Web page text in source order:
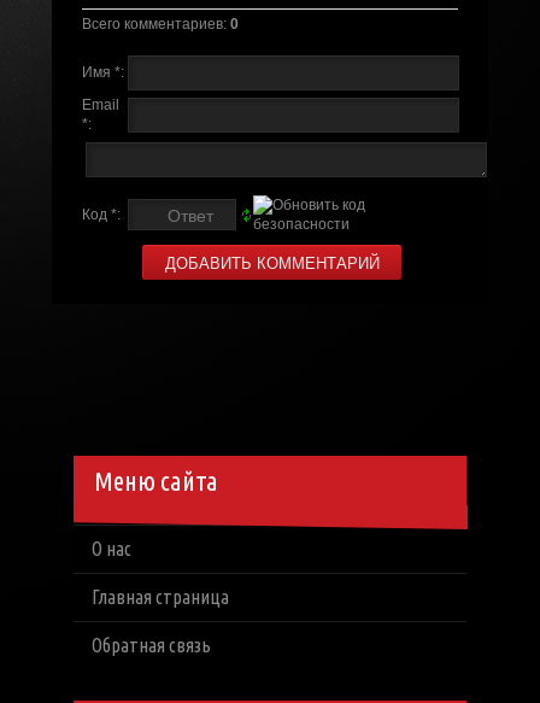
Всего комментариев: 0
Имя *:
Email
*:
Код *:
Меню сайта
О нас
Главная страница
Обратная связь